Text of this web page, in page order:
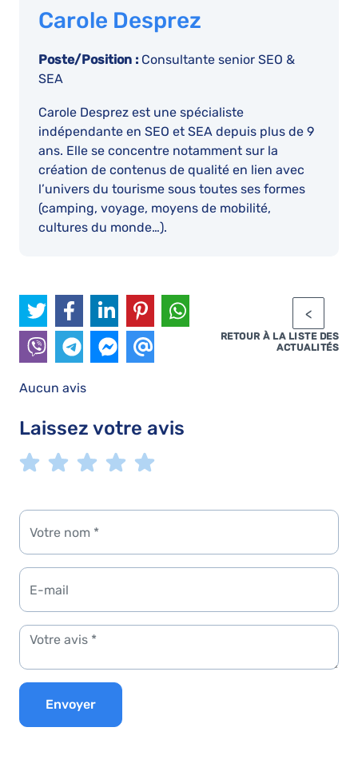
Carole Desprez
Poste/Position : Consultante senior SEO &
SEA
Carole Desprez est une spécialiste
indépendante en SEO et SEA depuis plus de 9
ans. Elle se concentre notamment sur la
création de contenus de qualité en lien avec
l’univers du tourisme sous toutes ses formes
(camping, voyage, moyens de mobilité,
cultures du monde…).
RETOUR À LA LISTE DES
ACTUALITÉS
Aucun avis
Laissez votre avis
Envoyer